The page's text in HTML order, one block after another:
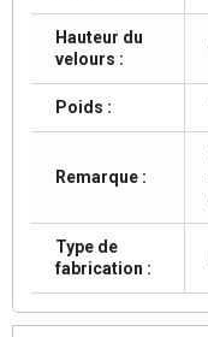
Hauteur du
velours :
Poids :
Remarque :
Type de
fabrication :